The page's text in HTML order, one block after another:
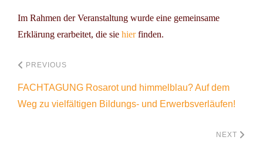
Im Rahmen der Veranstaltung wurde eine gemeinsame
Erklärung erarbeitet, die sie hierfinden.
PREVIOUS
FACHTAGUNG Rosarot und himmelblau? Auf dem
Weg zu vielfältigen Bildungs- und Erwerbsverläufen!
NEXT